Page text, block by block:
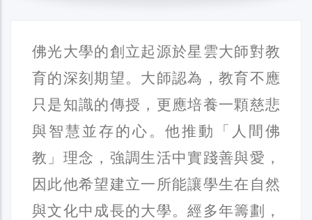
佛光大學的創立起源於星雲大師對教
育的深刻期望。大師認為，教育不應
只是知識的傳授，更應培養一顆慈悲
與智慧並存的心。他推動「人間佛
教」理念，強調生活中實踐善與愛，
因此他希望建立一所能讓學生在自然
與文化中成長的大學。經多年籌劃，